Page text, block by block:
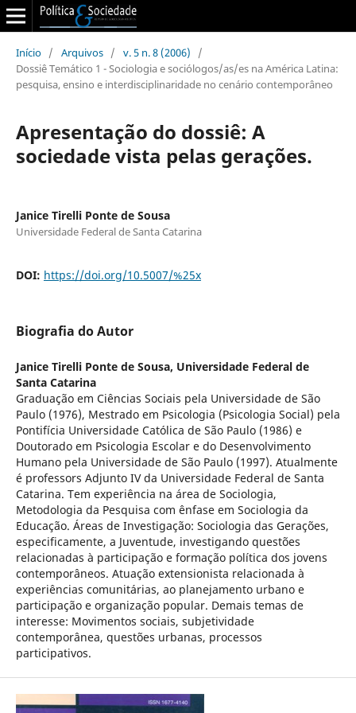
Início / Arquivos / v. 5 n. 8 (2006)
/
Dossiê Temático 1 - Sociologia e sociólogos/as/es na América Latina:
pesquisa, ensino e interdisciplinaridade no cenário contemporâneo
Apresentação do dossiê: A
sociedade vista pelas gerações.
Janice Tirelli Ponte de Sousa
Universidade Federal de Santa Catarina
DOI: https://doi.org/10.5007/%25x
Biografia do Autor
Janice Tirelli Ponte de Sousa, Universidade Federal de
Santa Catarina
Graduação em Ciências Sociais pela Universidade de São
Paulo (1976), Mestrado em Psicologia (Psicologia Social) pela
Pontifícia Universidade Católica de São Paulo (1986) e
Doutorado em Psicologia Escolar e do Desenvolvimento
Humano pela Universidade de São Paulo (1997). Atualmente
é professors Adjunto IV da Universidade Federal de Santa
Catarina. Tem experiência na área de Sociologia,
Metodologia da Pesquisa com ênfase em Sociologia da
Educação. Áreas de Investigação: Sociologia das Gerações,
especificamente, a Juventude, investigando questões
relacionadas à participação e formação política dos jovens
contemporâneos. Atuação extensionista relacionada à
experiências comunitárias, ao planejamento urbano e
participação e organização popular. Demais temas de
interesse: Movimentos sociais, subjetividade
contemporânea, questões urbanas, processos
participativos.